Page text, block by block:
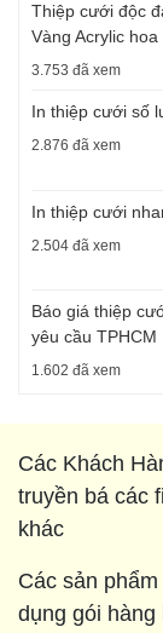
Thiệp cưới độc
Vàng Acrylic hoa
3.753 đã xem
In thiệp cưới số
2.876 đã xem
In thiệp cưới
2.504 đã xem
Báo giá thiệp
yêu cầu TPHCM
1.602 đã xem
Các Khách
truyền bá các
khác
Các sản
dụng gói hàng